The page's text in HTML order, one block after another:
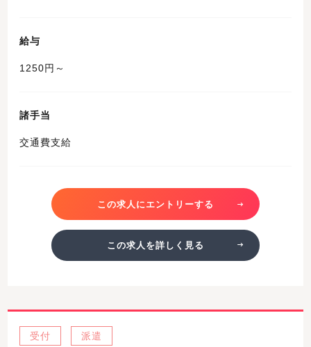
給与
1250円～
諸手当
交通費支給
この求人にエントリーする
この求人を詳しく見る
受付 派遣